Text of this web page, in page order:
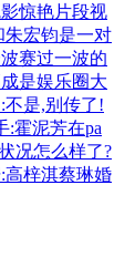
惊艳片段视
朱宏钧是一对
赛过一波的
是娱乐圈大
不是,别传了!
:霍泥芳在pa
况怎么样了?
高梓淇蔡琳婚